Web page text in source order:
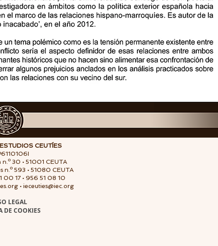
CEUTÍES
30 • 51001 CEUTA
n.º 593 • 51080 CEUTA
00 17 • 956 51 08 10
• ieceuties@iec.org
LEGAL
DE COOKIES